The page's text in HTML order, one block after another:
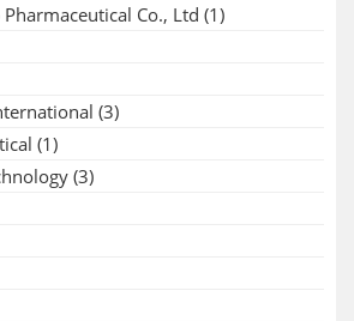
Co., Ltd (1)
(3)
(1)
(3)